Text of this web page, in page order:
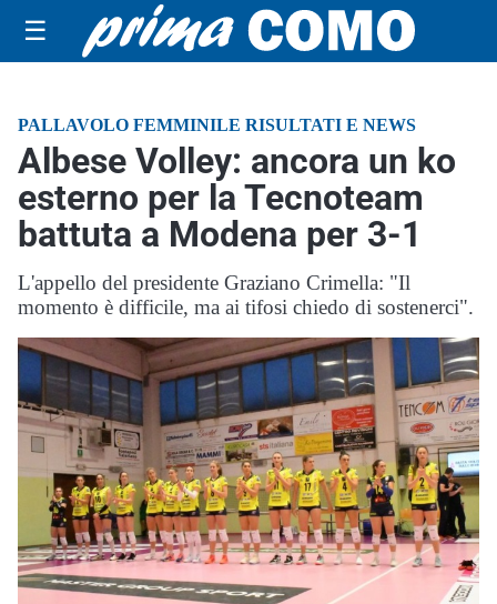
☰
PALLAVOLO FEMMINILE RISULTATI E NEWS
Albese Volley: ancora un ko
esterno per la Tecnoteam
battuta a Modena per 3-1
L'appello del presidente Graziano Crimella: "Il
momento è difficile, ma ai tifosi chiedo di sostenerci".